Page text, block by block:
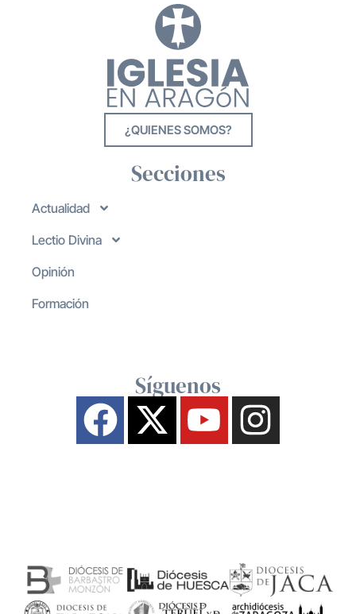
¿QUIENES SOMOS?
Secciones
Actualidad
Lectio Divina
Opinión
Formación
Síguenos